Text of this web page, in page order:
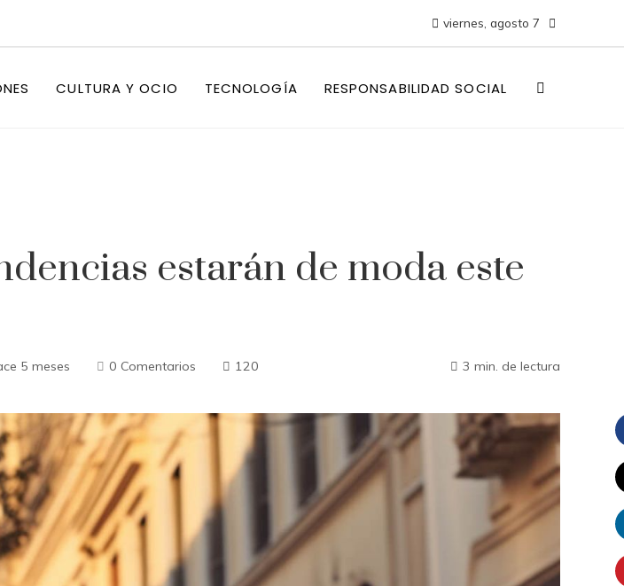
viernes, agosto 7
CULTURA Y OCIO TECNOLOGÍA RESPONSABILIDAD SOCIAL
estarán de moda este
5 meses 0 Comentarios 120 3 min. de lectura